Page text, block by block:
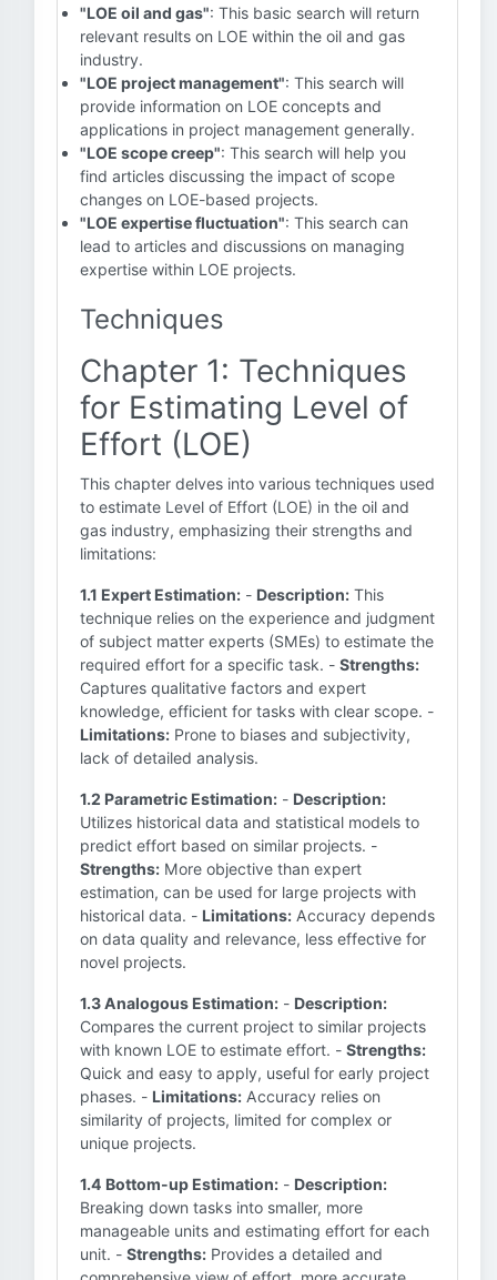
"LOE oil and gas": This basic search will return
relevant results on LOE within the oil and gas
industry.
"LOE project management": This search will
provide information on LOE concepts and
applications in project management generally.
"LOE scope creep": This search will help you
find articles discussing the impact of scope
changes on LOE-based projects.
"LOE expertise fluctuation": This search can
lead to articles and discussions on managing
expertise within LOE projects.
Techniques
Chapter 1: Techniques
for Estimating Level of
Effort (LOE)
This chapter delves into various techniques used
to estimate Level of Effort (LOE) in the oil and
gas industry, emphasizing their strengths and
limitations:
1.1 Expert Estimation: - Description: This
technique relies on the experience and judgment
of subject matter experts (SMEs) to estimate the
required effort for a specific task. - Strengths:
Captures qualitative factors and expert
knowledge, efficient for tasks with clear scope. -
Limitations: Prone to biases and subjectivity,
lack of detailed analysis.
1.2 Parametric Estimation: - Description:
Utilizes historical data and statistical models to
predict effort based on similar projects. -
Strengths: More objective than expert
estimation, can be used for large projects with
historical data. - Limitations: Accuracy depends
on data quality and relevance, less effective for
novel projects.
1.3 Analogous Estimation: - Description:
Compares the current project to similar projects
with known LOE to estimate effort. - Strengths:
Quick and easy to apply, useful for early project
phases. - Limitations: Accuracy relies on
similarity of projects, limited for complex or
unique projects.
1.4 Bottom-up Estimation: - Description:
Breaking down tasks into smaller, more
manageable units and estimating effort for each
unit. - Strengths: Provides a detailed and